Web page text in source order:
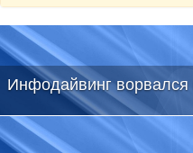
Инфодайвинг